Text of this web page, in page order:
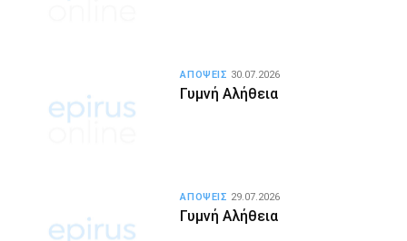
Γυμνή Αλήθεια
ΑΠΟΨΕΙΣ 30.07.2026
Γυμνή Αλήθεια
ΑΠΟΨΕΙΣ 29.07.2026